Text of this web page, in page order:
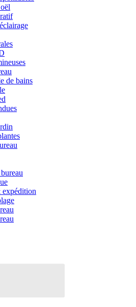
de bains
expédition